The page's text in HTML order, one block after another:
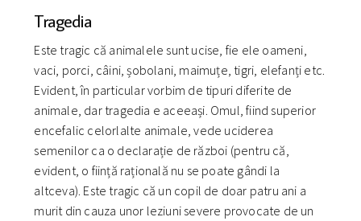
Tragedia
Este tragic că animalele sunt ucise, fie ele oameni,
vaci, porci, câini, șobolani, maimuțe, tigri, elefanți etc.
Evident, în particular vorbim de tipuri diferite de
animale, dar tragedia e aceeași. Omul, fiind superior
encefalic celorlalte animale, vede uciderea
semenilor ca o declarație de război (pentru că,
evident, o ființă rațională nu se poate gândi la
altceva). Este tragic că un copil de doar patru ani a
murit din cauza unor leziuni severe provocate de un